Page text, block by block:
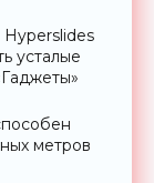
усталые
метров